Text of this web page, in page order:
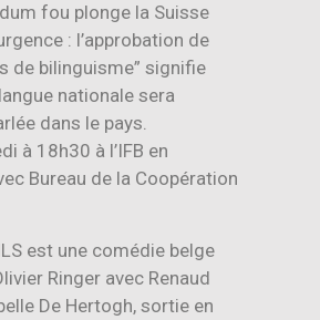
fou plonge la Suisse
: l’approbation de
de bilinguisme” signifie
nationale sera
dans le pays.
à 18h30 à l’IFB en
Bureau de la Coopération
est une comédie belge
Ringer avec Renaud
De Hertogh, sortie en